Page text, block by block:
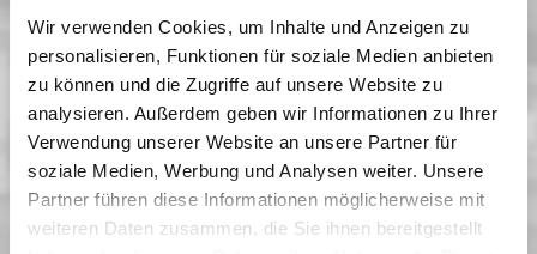
Wir verwenden Cookies, um Inhalte und Anzeigen zu
personalisieren, Funktionen für soziale Medien anbieten
zu können und die Zugriffe auf unsere Website zu
analysieren. Außerdem geben wir Informationen zu Ihrer
Verwendung unserer Website an unsere Partner für
soziale Medien, Werbung und Analysen weiter. Unsere
Partner führen diese Informationen möglicherweise mit
weiteren Daten zusammen, die Sie ihnen bereitgestellt
gekommen.
In Anwesenheit des Filmemachers
Vergangene Vorstellungen
18 Februar 2015 | 17:00